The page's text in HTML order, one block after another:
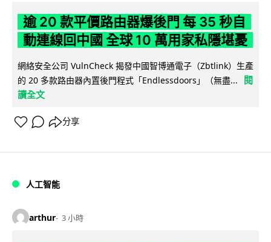
逾 20 款平價路由器爆後門 每 35 秒自
動連線回中國 全球 10 萬用家私隱堪憂
網絡安全公司 VulnCheck 揭發中國智博通電子（Zbtlink）生產
的 20 多款路由器內置後門程式「Endlessdoors」（無盡...
閱
讀全文
分享
人工智能
arthur 3 小時